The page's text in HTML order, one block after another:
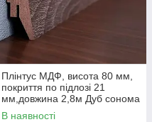
Плінтус МДФ, висота 80 мм,
покриття по підлозі 21
мм,довжина 2,8м Дуб сонома
В наявності